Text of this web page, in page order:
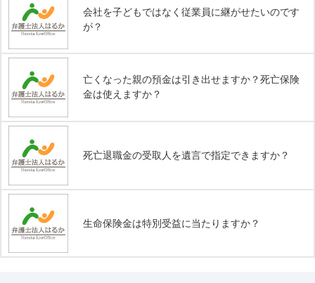
会社を子どもではなく従業員に継がせたいのです
が？
亡くなった親の預金は引き出せますか？死亡保険
金は使えますか？
死亡退職金の受取人を遺言で指定できますか？
生命保険金は特別受益に当たりますか？